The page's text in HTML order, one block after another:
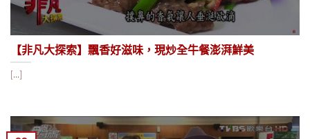
【非凡大探索】飄香好滋味，現炒全牛餐澎湃鮮美
[...]